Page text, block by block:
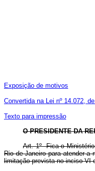
Exposição de motivos
Convertida na Lei nº 14.072,
Texto para impressão
O PRESIDENTE DA
Art. 1º Fica o
Rio de Janeiro para atender a
limitação prevista no inciso VI